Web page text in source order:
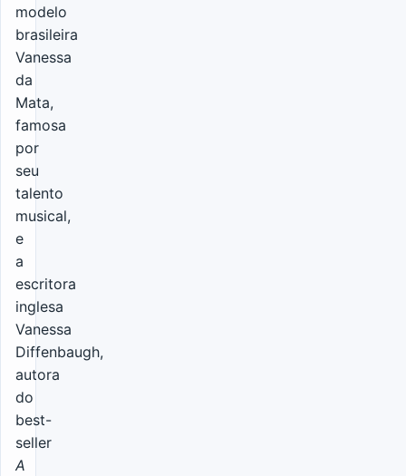
modelo
brasileira
Vanessa
da
Mata,
famosa
por
seu
talento
musical,
e
a
escritora
inglesa
Vanessa
Diffenbaugh,
autora
do
best-
seller
A